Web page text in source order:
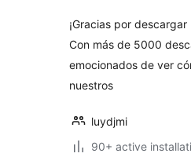
¡Gracias por
Con más de 5000
emocionados de ver
nuestros
luydjmi
90+ active